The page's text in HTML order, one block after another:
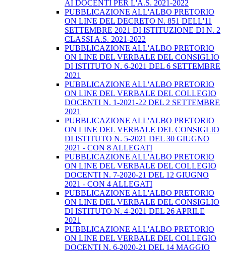
AI DOCENTI PER L'A.S. 2021-2022
PUBBLICAZIONE ALL'ALBO PRETORIO
ON LINE DEL DECRETO N. 851 DELL'11
SETTEMBRE 2021 DI ISTITUZIONE DI N. 2
CLASSI A.S. 2021-2022
PUBBLICAZIONE ALL'ALBO PRETORIO
ON LINE DEL VERBALE DEL CONSIGLIO
DI ISTITUTO N. 6-2021 DEL 6 SETTEMBRE
2021
PUBBLICAZIONE ALL'ALBO PRETORIO
ON LINE DEL VERBALE DEL COLLEGIO
DOCENTI N. 1-2021-22 DEL 2 SETTEMBRE
2021
PUBBLICAZIONE ALL'ALBO PRETORIO
ON LINE DEL VERBALE DEL CONSIGLIO
DI ISTITUTO N. 5-2021 DEL 30 GIUGNO
2021 - CON 8 ALLEGATI
PUBBLICAZIONE ALL'ALBO PRETORIO
ON LINE DEL VERBALE DEL COLLEGIO
DOCENTI N. 7-2020-21 DEL 12 GIUGNO
2021 - CON 4 ALLEGATI
PUBBLICAZIONE ALL'ALBO PRETORIO
ON LINE DEL VERBALE DEL CONSIGLIO
DI ISTITUTO N. 4-2021 DEL 26 APRILE
2021
PUBBLICAZIONE ALL'ALBO PRETORIO
ON LINE DEL VERBALE DEL COLLEGIO
DOCENTI N. 6-2020-21 DEL 14 MAGGIO